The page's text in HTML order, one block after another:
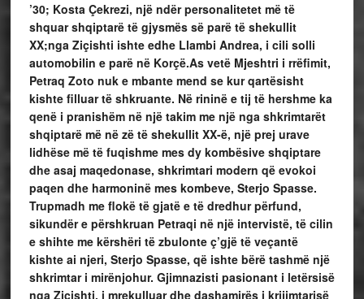
’30; Kosta Çekrezi, një ndër personalitetet më të
shquar shqiptarë të gjysmës së parë të shekullit
XX;nga Ziçishti ishte edhe Llambi Andrea, i cili solli
automobilin e parë në Korçë.As vetë Mjeshtri i rrëfimit,
Petraq Zoto nuk e mbante mend se kur qartësisht
kishte filluar të shkruante. Në rininë e tij të hershme ka
qenë i pranishëm në një takim me një nga shkrimtarët
shqiptarë më në zë të shekullit XX-ë, një prej urave
lidhëse më të fuqishme mes dy kombësive shqiptare
dhe asaj maqedonase, shkrimtari modern që evokoi
paqen dhe harmoninë mes kombeve, Sterjo Spasse.
Trupmadh me flokë të gjatë e të dredhur përfund,
sikundër e përshkruan Petraqi në një intervistë, të cilin
e shihte me kërshëri të zbulonte ç’gjë të veçantë
kishte ai njeri, Sterjo Spasse, që ishte bërë tashmë një
shkrimtar i mirënjohur. Gjimnazisti pasionant i letërsisë
nga Ziçishti, i mrekulluar dhe dashamirës i krijimtarisë